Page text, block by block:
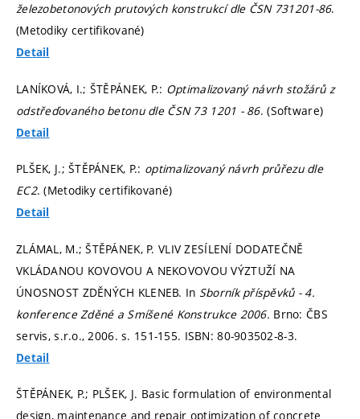
železobetonových prutových konstrukcí dle ČSN 731201-86.
(Metodiky certifikované)
Detail
LANÍKOVÁ, I.; ŠTĚPÁNEK, P.: Optimalizovaný návrh stožárů z
odstřeďovaného betonu dle ČSN 73 1201 - 86. (Software)
Detail
PLŠEK, J.; ŠTĚPÁNEK, P.: optimalizovaný návrh průřezu dle
EC2. (Metodiky certifikované)
Detail
ZLÁMAL, M.; ŠTĚPÁNEK, P. VLIV ZESÍLENÍ DODATEČNĚ
VKLÁDANOU KOVOVOU A NEKOVOVOU VÝZTUŽÍ NA
ÚNOSNOST ZDĚNÝCH KLENEB. In Sborník příspěvků - 4.
konference Zděné a Smíšené Konstrukce 2006. Brno: ČBS
servis, s.r.o., 2006.s. 151-155. ISBN: 80-903502-8-3.
Detail
ŠTĚPÁNEK, P.; PLŠEK, J. Basic formulation of environmental
design, maintenance and repair optimization of concrete